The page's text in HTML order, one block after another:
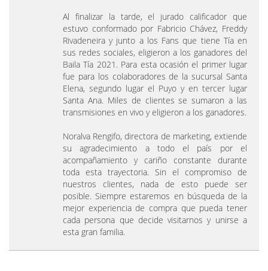
Al finalizar la tarde, el jurado calificador que
estuvo conformado por Fabricio Chávez, Freddy
Rivadeneira y junto a los Fans que tiene Tía en
sus redes sociales, eligieron a los ganadores del
Baila Tía 2021. Para esta ocasión el primer lugar
fue para los colaboradores de la sucursal Santa
Elena, segundo lugar el Puyo y en tercer lugar
Santa Ana. Miles de clientes se sumaron a las
transmisiones en vivo y eligieron a los ganadores.
Noralva Rengifo, directora de marketing, extiende
su agradecimiento a todo el país por el
acompañamiento y cariño constante durante
toda esta trayectoria. Sin el compromiso de
nuestros clientes, nada de esto puede ser
posible. Siempre estaremos en búsqueda de la
mejor experiencia de compra que pueda tener
cada persona que decide visitarnos y unirse a
esta gran familia.